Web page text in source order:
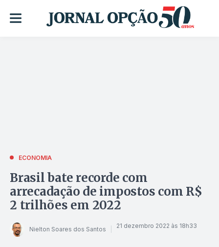
ECONOMIA
Brasil bate recorde com
arrecadação de impostos com R$
2 trilhões em 2022
Nielton Soares dos Santos 21 dezembro 2022 às 18h33